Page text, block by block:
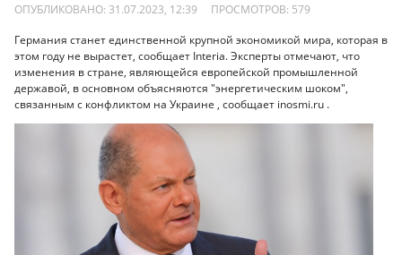
ОПУБЛИКОВАНО: 31.07.2023, 12:39 ПРОСМОТРОВ: 579
Германия станет единственной крупной экономикой мира, которая в
этом году не вырастет, сообщает Interia. Эксперты отмечают, что
изменения в стране, являющейся европейской промышленной
державой, в основном объясняются "энергетическим шоком",
связанным с конфликтом на Украине , сообщает inosmi.ru .